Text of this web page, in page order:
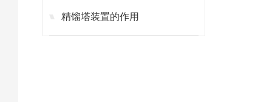
精馏塔装置的作用